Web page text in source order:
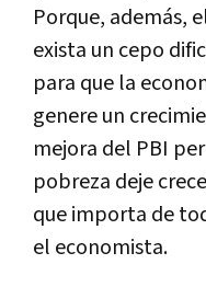
Porque, además,
exista un cepo
para que la
genere un
mejora del PBI
pobreza deje
que importa de
el economista.